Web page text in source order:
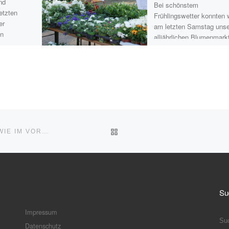
Bei schönstem
Frühlingswetter konnten
am letzten Samstag
alljährlichen
Impressum
Datenschutz